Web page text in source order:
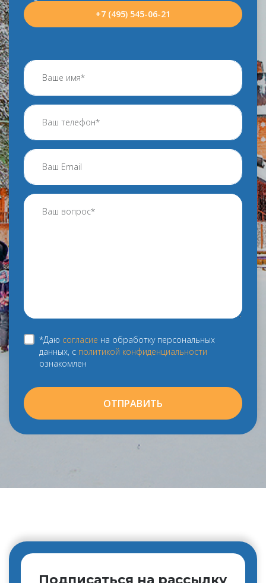
+7 (495) 545-06-21
*Даю согласие на обработку персональных
данных, с политикой конфиденциальности
ознакомлен
ОТПРАВИТЬ
Подписаться на рассылку